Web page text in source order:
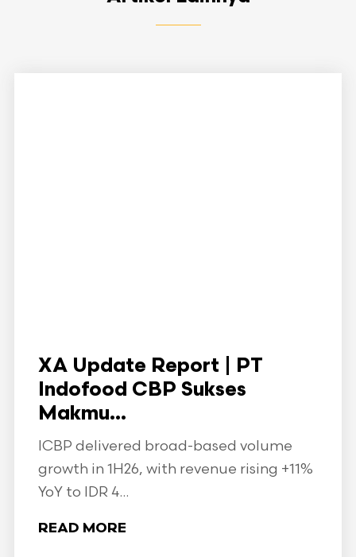
XA Update Report | PT
Indofood CBP Sukses
Makmu...
ICBP delivered broad-based volume
growth in 1H26, with revenue rising +11%
YoY to IDR 4...
READ MORE